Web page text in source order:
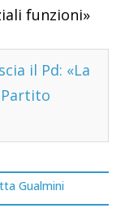
funzioni»
il Pd: «La
Gualmini